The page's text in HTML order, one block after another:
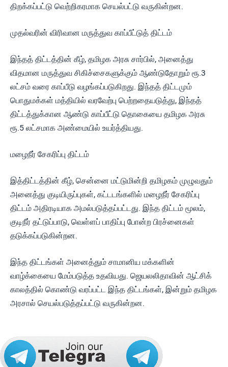
திறக்கப்பட்டு வெற்றிகரமாக செயல்பட்டு வருகின்றன.
முதல்வரின் விரிவான மருத்துவ காப்பீட்டுத் திட்டம்
இந்தத் திட்டத்தின் கீழ், தமிழக அரசு சார்பில், அனைத்து
விதமான மருத்துவ சிகிச்சைகளுக்கும் ஆண்டுதோறும் ரூ.3
லட்சம் வரை காப்பீடு வழங்கப்படுகிறது. இந்தத் திட்டமும்
பொதுமக்கள் மத்தியில் வரவேற்பு பெற்றதையடுத்து, இந்தத்
திட்டத்துக்கான ஆண்டு காப்பீட்டு தொகையை தமிழக அரசு
ரூ.5 லட்சமாக அண்மையில் உயர்த்தியது.
மழைநீர் சேகரிப்பு திட்டம்
இத்திட்டத்தின் கீழ், சென்னை மட்டுமின்றி தமிழகம் முழுவதும்
அனைத்து குடியிருப்புகள், கட்டடங்களில் மழைநீர் சேகரிப்பு
திட்டம் அதிரடியாக அமல்படுத்தப்பட்டது. இந்த திட்டம் மூலம்,
குடிநீர் தட்டுப்பாடு, வெள்ளப் பாதிப்பு போன்ற பிரச்னைகள்
தடுக்கப்படுகின்றன.
இந்த திட்டங்கள் அனைத்தும் சாமானிய மக்களின்
வாழ்க்கையை மேம்படுத்த உதவியது. ஜெயலலிதாவின் ஆட்சிக்
காலத்தில் கொண்டு வரப்பட்ட இந்த திட்டங்கள், இன்றும் தமிழக
அரசால் செயல்படுத்தப்பட்டு வருகின்றன.